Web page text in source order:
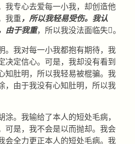
我专心去爱每一小我，却创造他
我重 ，所以我轻易受伤。我认
由于我重，所以我没法面临失。
。我对每一小我都抱有期待，我
决定信心。可是，我却没有看到
知肚明，所以我轻易被棍骗。我
，由于我没有心知肚明，所以我
涂。我输给了本人的短处毛病，
可是，我不会是以而抛却。我会
会全力更正本人的短处毛病。我